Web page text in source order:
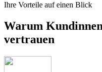
Ihre Vorteile auf einen Blick
Warum
vertrauen